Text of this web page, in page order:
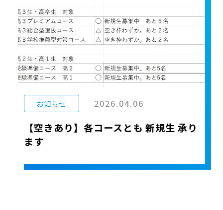
お知らせ 2026.04.06
【空きあり】各コースとも 新規生 承り
ます